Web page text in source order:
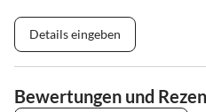
Details eingeben
Bewertungen und